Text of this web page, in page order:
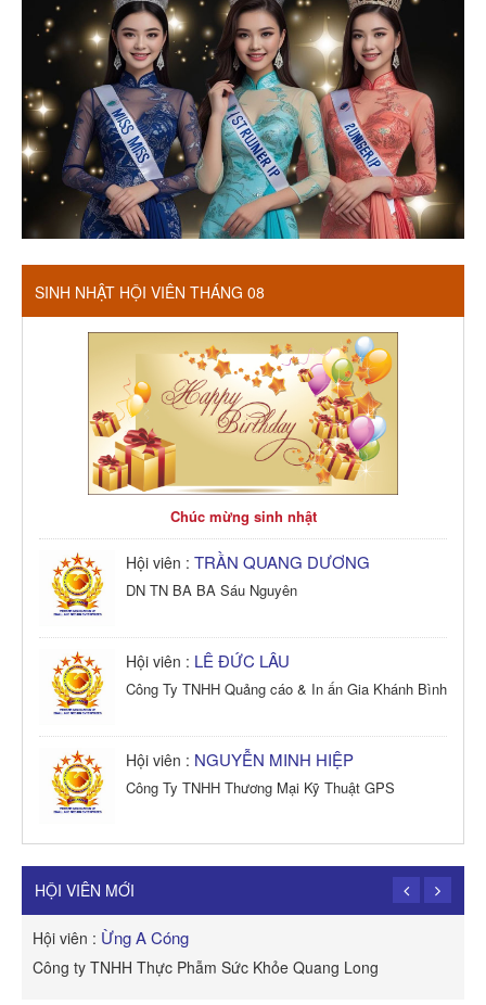
SINH NHẬT HỘI VIÊN THÁNG 08
Chúc mừng sinh nhật
Hội viên : TRẦN QUANG DƯƠNG
DN TN BA BA Sáu Nguyên
Hội viên : LÊ ĐỨC LÂU
Công Ty TNHH Quảng cáo & In ấn Gia Khánh Bình
Hội viên : NGUYỄN MINH HIỆP
Công Ty TNHH Thương Mại Kỹ Thuật GPS
Công Ty TNHH Dịch vụ Cuộc Sống Hạnh Phúc
HỘI VIÊN MỚI
Hội viên : Ừng A Cóng
Công ty TNHH Thực Phẫm Sức Khỏe Quang Long